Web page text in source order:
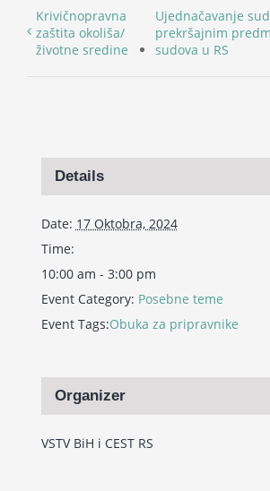
Krivičnopravna
zaštita okoliša/
životne sredine
Ujednačavanje
prekršajnim
sudova u RS
Details
Date: 17 Oktobra, 2024
Time:
10:00 am - 3:00 pm
Event Category: Posebne teme
Event Tags:Obuka za pripravnike
Organizer
VSTV BiH i CEST RS